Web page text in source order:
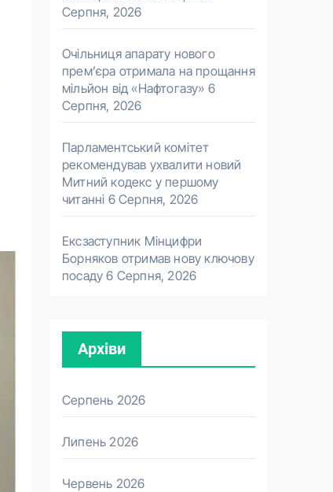
Серпня, 2026
Очільниця апарату нового
прем’єра отримала на прощання
мільйон від «Нафтогазу» 6
Серпня, 2026
Парламентський комітет
рекомендував ухвалити новий
Митний кодекс у першому
читанні 6 Серпня, 2026
Ексзаступник Мінцифри
Борняков отримав нову ключову
посаду 6 Серпня, 2026
Архіви
Серпень 2026
Липень 2026
Червень 2026